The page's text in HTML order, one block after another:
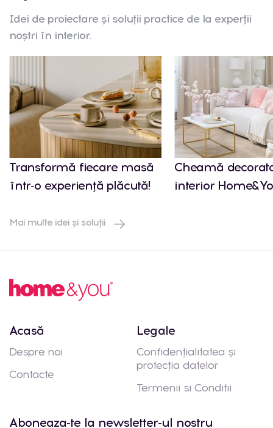
Idei de proiectare și soluții practice de la experții
noștri în interior.
Transformă fiecare masă
într-o experiență plăcută!
Cheamă
interior
Mai multe idei și soluții
Acasă
Despre noi
Contacte
Legale
Confidențialitatea și
protecția datelor
Termenii si Conditii
Aboneaza-te la newsletter-ul nostru